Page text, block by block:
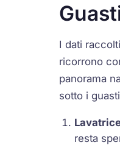
I dati
ricorrono
panorama
sotto i
resta